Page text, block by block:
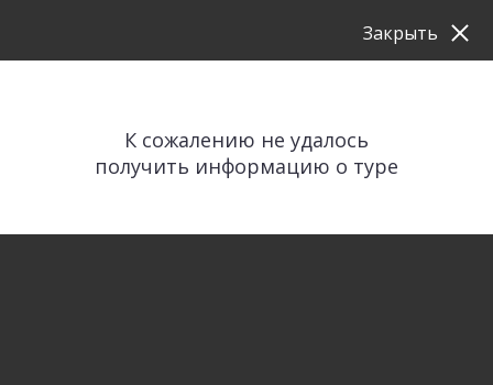
К сожалению не удалось
получить информацию о туре
Закрыть